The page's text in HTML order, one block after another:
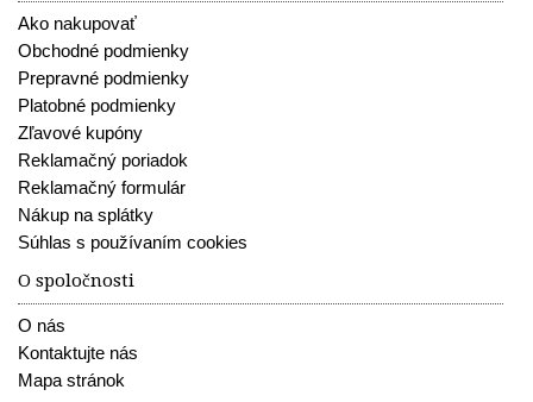
Ako nakupovať
Obchodné podmienky
Prepravné podmienky
Platobné podmienky
Zľavové kupóny
Reklamačný poriadok
Reklamačný formulár
Nákup na splátky
Súhlas s používaním cookies
O spoločnosti
O nás
Kontaktujte nás
Mapa stránok